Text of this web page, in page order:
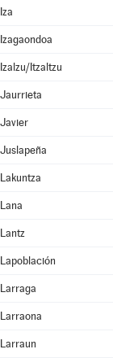
Iza
Izagaondoa
Izalzu/Itzaltzu
Jaurrieta
Javier
Juslapeña
Lakuntza
Lana
Lantz
Lapoblación
Larraga
Larraona
Larraun